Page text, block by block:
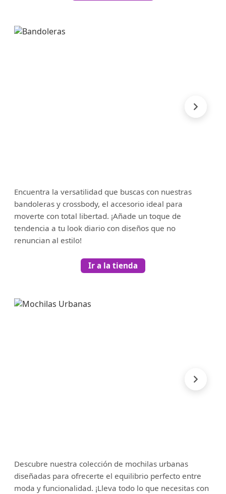
Encuentra la versatilidad que buscas con nuestras
bandoleras y crossbody, el accesorio ideal para
moverte con total libertad. ¡Añade un toque de
tendencia a tu look diario con diseños que no
renuncian al estilo!
Ir a la tienda
Descubre nuestra colección de mochilas urbanas
diseñadas para ofrecerte el equilibrio perfecto entre
moda y funcionalidad. ¡Lleva todo lo que necesitas con